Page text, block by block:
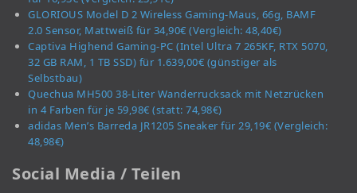
GLORIOUS Model D 2 Wireless Gaming-Maus, 66g, BAMF
2.0 Sensor, Mattweiß für 34,90€ (Vergleich: 48,40€)
Captiva Highend Gaming-PC (Intel Ultra 7 265KF, RTX 5070,
32 GB RAM, 1 TB SSD) für 1.639,00€ (günstiger als
Selbstbau)
Quechua MH500 38-Liter Wanderrucksack mit Netzrücken
in 4 Farben für je 59,98€ (statt: 74,98€)
adidas Men’s Barreda JR1205 Sneaker für 29,19€ (Vergleich:
48,98€)
Social Media / Teilen